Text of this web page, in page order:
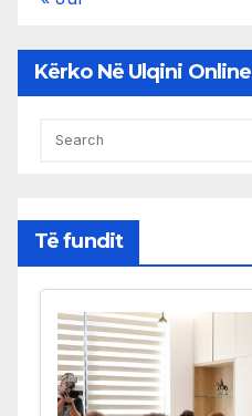
Kërko Në Ulqini Online
Të fundit